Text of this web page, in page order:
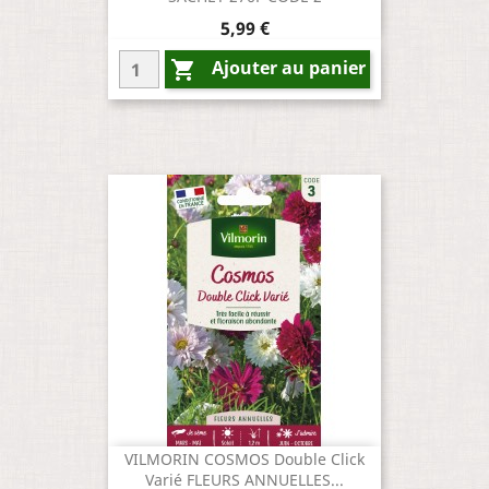
Prix
5,99 €
 Ajouter au panier
VILMORIN COSMOS Double Click
Varié FLEURS ANNUELLES...